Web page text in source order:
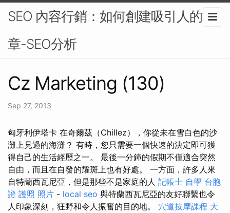
SEO 內容行銷：如何創建吸引人的文
章-SEO分析
Cz Marketing (130)
Sep 27, 2013
匈牙利伊塔卡 在奇爾茲（Chillez），你從未在雪白色的沙
灘上見過的海灘？ 有時，您只需要一個快速的決定即可獲
得自己的生活經歷之一。 最後一分鐘的假期不僅適合突然
自由，而且在自發的耀斑上也有好處。 一方面，許多人來
自特蘭西瓦尼亞，但是那些不是家庭的人 記帳士 自學 台胞
證 護照 照片 - local seo 與特蘭西瓦尼亞的友好聯繫也令
人印象深刻，狂野和令人振奮的目的地。 穴道按摩課程 大